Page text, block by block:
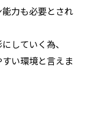
力も必要とされ
していく為、
い環境と言えま